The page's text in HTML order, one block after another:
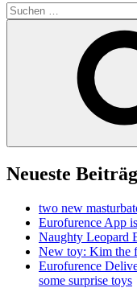
Suchen
nach:
Neueste
two new
Eurofurence App
Naughty Leopard
New toy: Kim the
Eurofurence
some surprise toys